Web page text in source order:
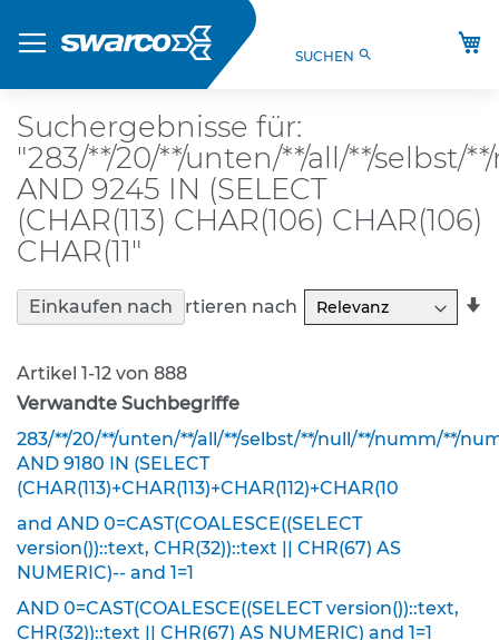
zum
Inhalt
t
V
O
-
V
e
r
k
e
h
e
i
h
e
n
K
l
e
i
n
SUCHEN search
Suchergebnisse für:
"283/**/20/**/unten/**/all/**/
AND 9245 IN (SELECT
(CHAR(113) CHAR(106) CHAR(106)
CHAR(11"
Artikel 1-12 von 888
Sortieren nach
Verwandte Suchbegriffe
283/**/20/**/unten/**/all/**/selbst/**/null/**/numm/**/
AND 9180 IN (SELECT
(CHAR(113)+CHAR(113)+CHAR(112)+CHAR(10
and AND 0=CAST(COALESCE((SELECT
version())::text, CHR(32))::text || CHR(67) AS
NUMERIC)-- and 1=1
AND 0=CAST(COALESCE((SELECT version())::text,
CHR(32))::text || CHR(67) AS NUMERIC) and 1=1
Einkaufen nach